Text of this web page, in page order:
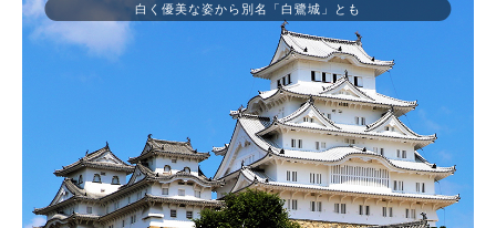
白く優美な姿から別名「白鷺城」とも